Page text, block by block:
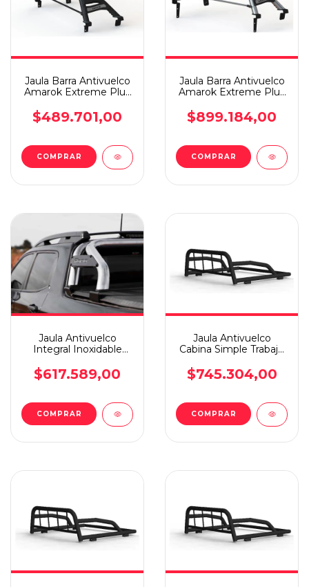
Jaula Barra Antivuelco
Amarok Extreme Plus
$489.701,00
Jaula Barra Antivuelco
Amarok Extreme Plus
$899.184,00
Jaula Antivuelco
Integral Inoxidable
$617.589,00
Jaula Antivuelco
Cabina Simple Trabajo
$745.304,00